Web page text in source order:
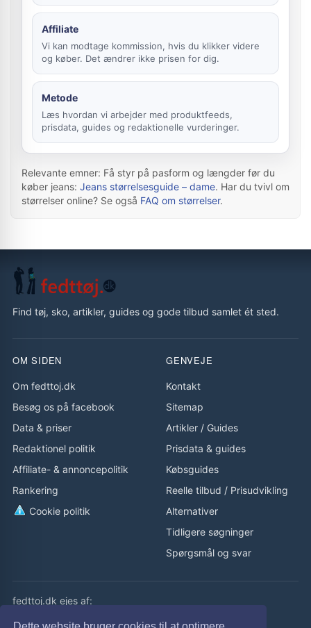
Affiliate
Vi kan modtage kommission, hvis du klikker videre
og køber. Det ændrer ikke prisen for dig.
Metode
Læs hvordan vi arbejder med produktfeeds,
prisdata, guides og redaktionelle vurderinger.
Relevante emner: Få styr på pasform og længder før du
køber jeans: Jeans størrelsesguide – dame. Har du tvivl om
størrelser online? Se også FAQ om størrelser.
Find tøj, sko, artikler, guides og gode tilbud samlet ét sted.
OM SIDEN
Om fedttoj.dk
Besøg os på facebook
Data & priser
Redaktionel politik
Affiliate- & annoncepolitik
Rankering
Cookie politik
GENVEJE
Kontakt
Sitemap
Artikler / Guides
Prisdata & guides
Købsguides
Reelle tilbud / Prisudvikling
Alternativer
Tidligere søgninger
Spørgsmål og svar
fedttoj.dk ejes af:
eLaursen ApS